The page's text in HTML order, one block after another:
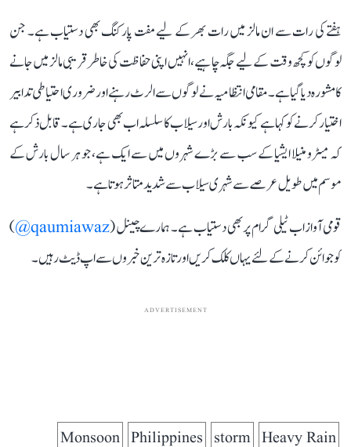
ہفتے کی رات سے ان مالز میں رات بھر کے لیے مفت پارکنگ بھی دستیاب ہے۔ جن
لوگوں کو کچھ وقت کے لیے جگہ چاہیے، انہیں اپنی حفاظت کی خاطر قریبی مالز میں جانے
کا مشورہ دیا گیا ہے۔ مقامی انتظامیہ نے لوگوں سے الرٹ رہنے اور ضروری احتیاطی تدابیر
اختیار کرنے کو کہا ہے کیونکہ بارش اور سیلاب کا سلسلہ اب بھی جاری ہے۔ قابل ذکر ہے
کہ میٹرو منیلا ایشیا کے سب سے بڑے شہروں میں سے ایک ہے، جو ہر سال بارش کے
موسم میں طویل عرصے سے شہری سیلاب سے شدید متاثر ہوتا ہے۔
قومی آواز اب ٹیلی گرام پر بھی دستیاب ہے۔ ہمارے چینل (qaumiawaz@
)
کو جوائن کرنے کے لئے یہاں کلک کریں اور تازہ ترین خبروں سے اپ ڈیٹ رہیں۔
ADVERTISEMENT
Heavy Rain
storm
Philippines
Monsoon